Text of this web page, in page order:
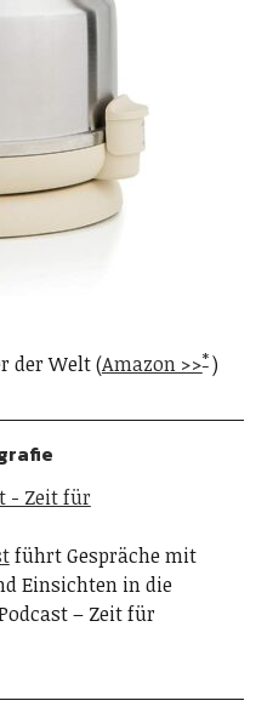
der Welt (Amazon >> )
führt Gespräche mit
Einsichten in die
– Zeit für